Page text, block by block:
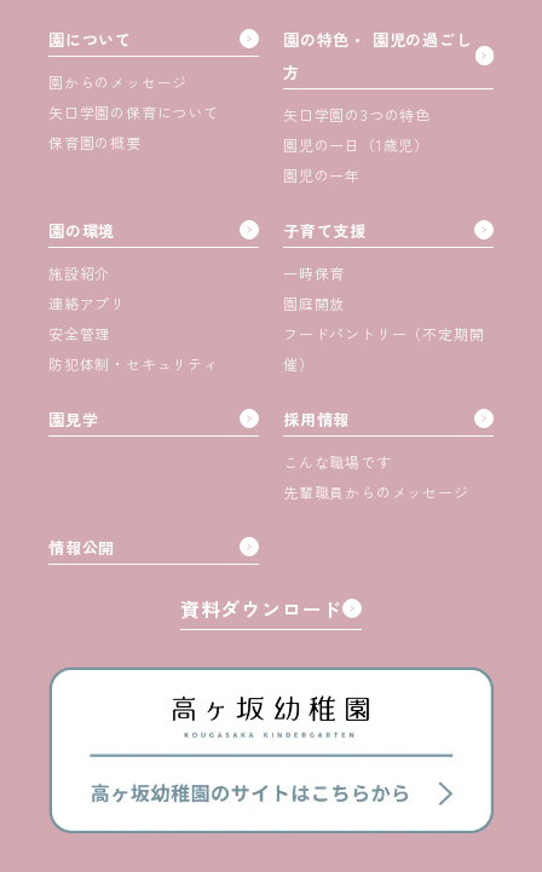
園について
園からのメッセージ
矢口学園の保育について
保育園の概要
園の特色・ 園児の過ごし
方
矢口学園の3つの特色
園児の一日（1歳児）
園児の一年
園の環境
施設紹介
連絡アプリ
安全管理
防犯体制・セキュリティ
子育て支援
一時保育
園庭開放
フードパントリー（不定期開
催）
園見学 採用情報
こんな職場です
先輩職員からのメッセージ
情報公開
資料ダウンロード